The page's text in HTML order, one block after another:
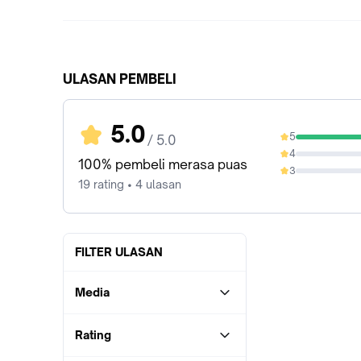
ULASAN PEMBELI
5.0 / 5.0
100% pembeli merasa puas
19 rating • 4 ulasan
5
100%
4
0%
3
0%
FILTER ULASAN
Media
Rating